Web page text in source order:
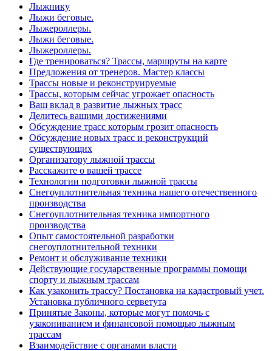
Лыжнику
Лыжи беговые.
Лыжероллеры.
Лыжи беговые.
Лыжероллеры.
Где тренироваться? Трассы, маршруты на карте
Предложения от тренеров. Мастер классы
Трассы новые и реконструируемые
Трассы, которым сейчас угрожает опасность
Ваш вклад в развитие лыжных трасс
Делитесь вашими достижениями
Обсуждение трасс которым грозит опасность
Обсуждение новых трасс и реконструкций
существующих
Организатору лыжной трассы
Расскажите о вашей трассе
Технологии подготовки лыжной трассы
Снегоуплотнительная техника нашего отечественного
производства
Снегоуплотнительная техника импортного
производства
Опыт самостоятельной разработки
снегоуплотнительной техники
Ремонт и обслуживание техники
Действующие государственные программы помощи
спорту и лыжным трассам
Как узаконить трассу? Постановка на кадастровый учет.
Установка публичного серветута
Принятые Законы, которые могут помочь с
узакониванием и финансовой помощью лыжным
трассам
Взаимодействие с органами власти